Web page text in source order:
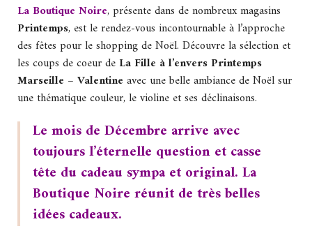
La Boutique Noire, présente dans de nombreux magasins
Printemps, est le rendez-vous incontournable à l’approche
des fêtes pour le shopping de Noël. Découvre la sélection et
les coups de coeur de La Fille à l’envers Printemps
Marseille – Valentine avec une belle ambiance de Noël sur
une thématique couleur, le violine et ses déclinaisons.
Le mois de Décembre arrive avec
toujours l’éternelle question et casse
tête du cadeau sympa et original. La
Boutique Noire réunit de très belles
idées cadeaux.